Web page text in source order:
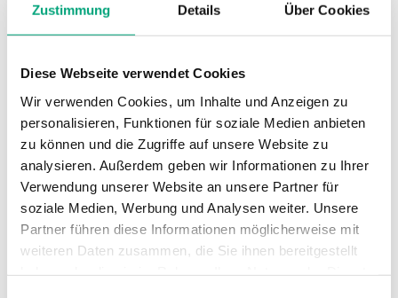
Zustimmung Details Über Cookies
Diese Webseite verwendet Cookies
Wir verwenden Cookies, um Inhalte und Anzeigen zu
personalisieren, Funktionen für soziale Medien anbieten
zu können und die Zugriffe auf unsere Website zu
analysieren. Außerdem geben wir Informationen zu Ihrer
Verwendung unserer Website an unsere Partner für
soziale Medien, Werbung und Analysen weiter. Unsere
Partner führen diese Informationen möglicherweise mit
weiteren Daten zusammen, die Sie ihnen bereitgestellt
Versorgungsspannung
230 V AC, 1
Technische Daten für PULSER...X010 –
Elektroheizungsregler ext.
Eingangssignal 0-10V, 230V oder 400V
AC, Wandmontage